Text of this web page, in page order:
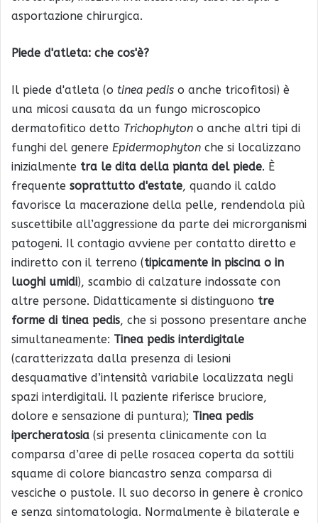
asportazione chirurgica.
Piede d'atleta: che cos'è?
Il piede d'atleta (o tinea pedis o anche tricofitosi) è
una micosi causata da un fungo microscopico
dermatofitico detto Trichophyton o anche altri tipi di
funghi del genere Epidermophyton che si localizzano
inizialmente tra le dita della pianta del piede. È
frequente soprattutto d'estate, quando il caldo
favorisce la macerazione della pelle, rendendola più
suscettibile all’aggressione da parte dei microrganismi
patogeni. Il contagio avviene per contatto diretto e
indiretto con il terreno (tipicamente in piscina o in
luoghi umidi), scambio di calzature indossate con
altre persone. Didatticamente si distinguono tre
forme di tinea pedis, che si possono presentare anche
simultaneamente: Tinea pedis interdigitale
(caratterizzata dalla presenza di lesioni
desquamative d’intensità variabile localizzata negli
spazi interdigitali. Il paziente riferisce bruciore,
dolore e sensazione di puntura); Tinea pedis
ipercheratosia (si presenta clinicamente con la
comparsa d’aree di pelle rosacea coperta da sottili
squame di colore biancastro senza comparsa di
vesciche o pustole. Il suo decorso in genere è cronico
e senza sintomatologia. Normalmente è bilaterale e